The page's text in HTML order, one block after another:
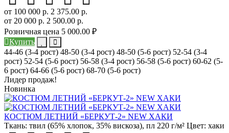
от 100 000 р. 2 375.00 р.
от 20 000 р. 2 500.00 р.
Розничная цена 5 000.00 ₽
Купить
44-46 (3-4 рост) 48-50 (3-4 рост) 48-50 (5-6 рост) 52-54 (3-4
рост) 52-54 (5-6 рост) 56-58 (3-4 рост) 56-58 (5-6 рост) 60-62 (5-
6 рост) 64-66 (5-6 рост) 68-70 (5-6 рост)
Лидер продаж!
Новинка
КОСТЮМ ЛЕТНИЙ «БЕРКУТ-2» NEW ХАКИ
Ткань: твил (65% хлопок, 35% вискоза), пл 220 г/м² Цвет: хаки